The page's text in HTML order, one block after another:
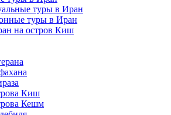
туры в Иран
туры в Иран
на остров Киш
Киш
Кешм